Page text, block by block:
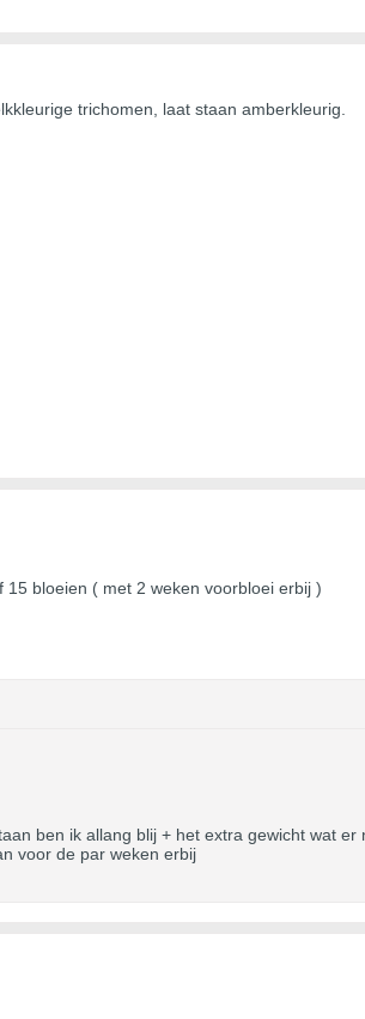
trichomen, laat staan amberkleurig.
bloeien ( met 2 weken voorbloei erbij )
ben ik allang blij + het extra gewicht wat er
voor de par weken erbij